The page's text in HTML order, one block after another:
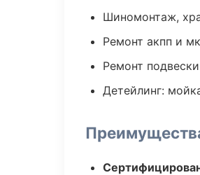
Шиномонтаж,
Ремонт акпп и
Ремонт
Детейлинг: